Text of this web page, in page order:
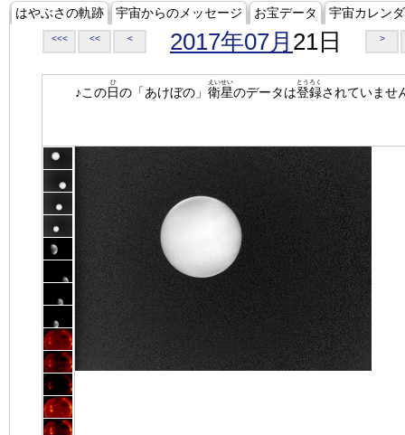
はやぶさの軌跡 宇宙からのメッセージ お宝データ 宇宙カレン
<<< << < 2017年07月 21日 >
♪この日
ひ
の「あけぼの」 衛星
えいせい
のデータは登録
とうろく
されていませ